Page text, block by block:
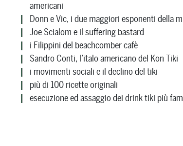
americani
Donn e Vic, i due maggiori esponenti della
Joe Scialom e il suffering bastard
i Filippini del beachcomber cafè
Sandro Conti, l’italo americano del Kon Tiki
i movimenti sociali e il declino del tiki
più di 100 ricette originali
esecuzione ed assaggio dei drink tiki più